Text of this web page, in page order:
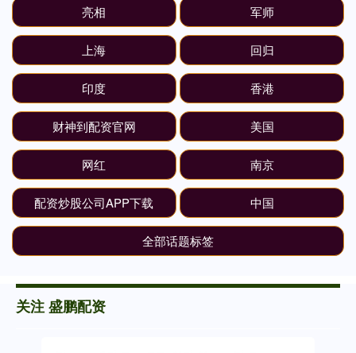
亮相 军师
上海 回归
印度 香港
财神到配资官网 美国
网红 南京
配资炒股公司APP下载 中国
全部话题标签
关注 盛鹏配资